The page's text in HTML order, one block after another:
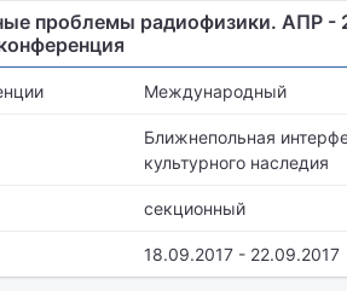
проблемы радиофизики. АПР -
Международный
Ближнепольная
культурного наследия
секционный
18.09.2017 - 22.09.2017